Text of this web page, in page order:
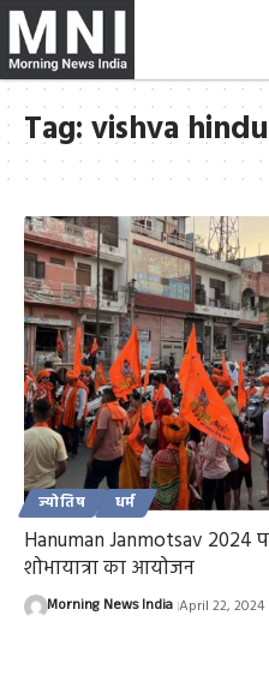
Tag:vishva
ज्योतिष धर्म
Hanuman Janmotsav 2024
शोभायात्रा का आयोजन
Morning News India April 22, 2024